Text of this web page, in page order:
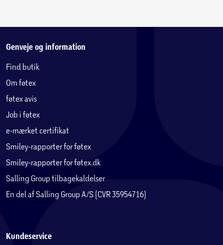
Genveje og information
Find butik
Om føtex
føtex avis
Job i føtex
e-mærket certifikat
Smiley-rapporter for føtex
Smiley-rapporter for føtex.dk
Salling Group tilbagekaldelser
En del af Salling Group A/S (CVR 35954716)
Kundeservice